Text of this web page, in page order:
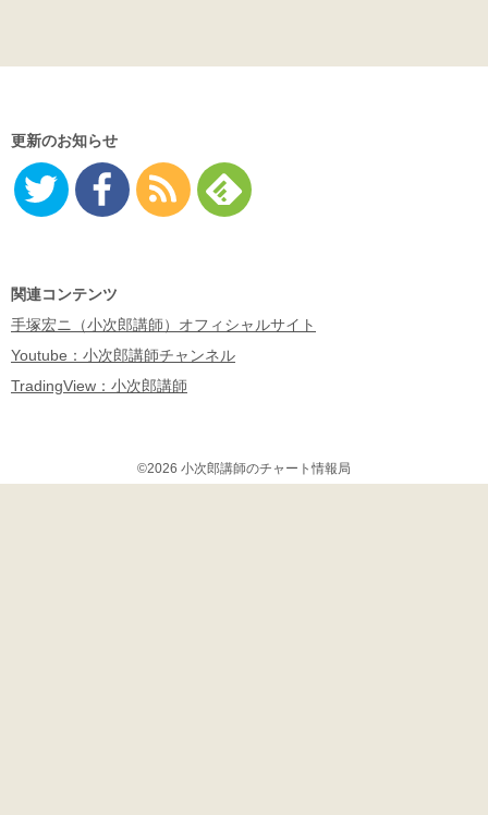
更新のお知らせ
関連コンテンツ
手塚宏ニ（小次郎講師）オフィシャルサイト
Youtube：小次郎講師チャンネル
TradingView：小次郎講師
©2026 小次郎講師のチャート情報局